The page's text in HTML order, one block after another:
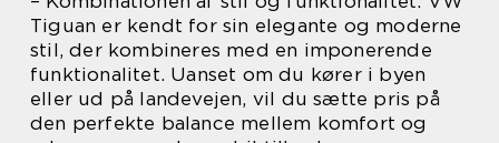
Tiguan er kendt for sin elegante og moderne
stil, der kombineres med en imponerende
funktionalitet. Uanset om du kører i byen
eller ud på landevejen, vil du sætte pris på
den perfekte balance mellem komfort og